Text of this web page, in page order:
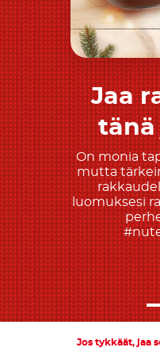
Jaa
tänä
On monia
mutta
luomuksesi
Jos tykkäät, jaa